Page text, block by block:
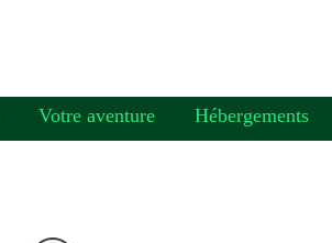
Votre aventure Hébergements